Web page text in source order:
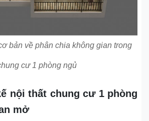
bản về phân chia không gian trong
cư 1 phòng ngủ
nội thất chung cư 1 phòng
mở